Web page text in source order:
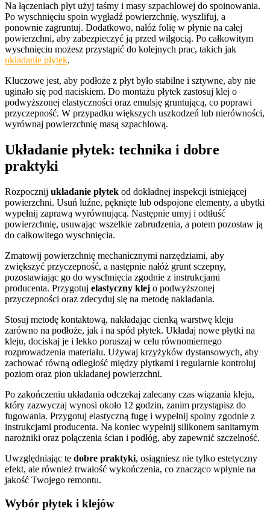
Na łączeniach płyt użyj taśmy i masy szpachlowej do spoinowania.
Po wyschnięciu spoin wygładź powierzchnię, wyszlifuj, a
ponownie zagruntuj. Dodatkowo, nałóż folię w płynie na całej
powierzchni, aby zabezpieczyć ją przed wilgocią. Po całkowitym
wyschnięciu możesz przystąpić do kolejnych prac, takich jak
układanie płytek.
Kluczowe jest, aby podłoże z płyt było stabilne i sztywne, aby nie
uginało się pod naciskiem. Do montażu płytek zastosuj klej o
podwyższonej elastyczności oraz emulsję gruntującą, co poprawi
przyczepność. W przypadku większych uszkodzeń lub nierówności,
wyrównaj powierzchnię masą szpachlową.
Układanie płytek: technika i dobre
praktyki
Rozpocznij układanie płytek od dokładnej inspekcji istniejącej
powierzchni. Usuń luźne, pęknięte lub odspojone elementy, a ubytki
wypełnij zaprawą wyrównującą. Następnie umyj i odtłuść
powierzchnię, usuwając wszelkie zabrudzenia, a potem pozostaw ją
do całkowitego wyschnięcia.
Zmatowij powierzchnię mechanicznymi narzędziami, aby
zwiększyć przyczepność, a następnie nałóż grunt sczepny,
pozostawiając go do wyschnięcia zgodnie z instrukcjami
producenta. Przygotuj elastyczny klej o podwyższonej
przyczepności oraz zdecyduj się na metodę nakładania.
Stosuj metodę kontaktową, nakładając cienką warstwę kleju
zarówno na podłoże, jak i na spód płytek. Układaj nowe płytki na
kleju, dociskaj je i lekko poruszaj w celu równomiernego
rozprowadzenia materiału. Używaj krzyżyków dystansowych, aby
zachować równą odległość między płytkami i regularnie kontroluj
poziom oraz pion układanej powierzchni.
Po zakończeniu układania odczekaj zalecany czas wiązania kleju,
który zazwyczaj wynosi około 12 godzin, zanim przystąpisz do
fugowania. Przygotuj elastyczną fugę i wypełnij spoiny zgodnie z
instrukcjami producenta. Na koniec wypełnij silikonem sanitarnym
narożniki oraz połączenia ścian i podłóg, aby zapewnić szczelność.
Uwzględniając te dobre praktyki, osiągniesz nie tylko estetyczny
efekt, ale również trwałość wykończenia, co znacząco wpłynie na
jakość Twojego remontu.
Wybór płytek i klejów